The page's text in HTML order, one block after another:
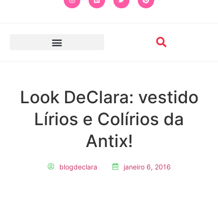
Look DeClara: vestido
Lírios e Colírios da
Antix!
blogdeclara janeiro 6, 2016